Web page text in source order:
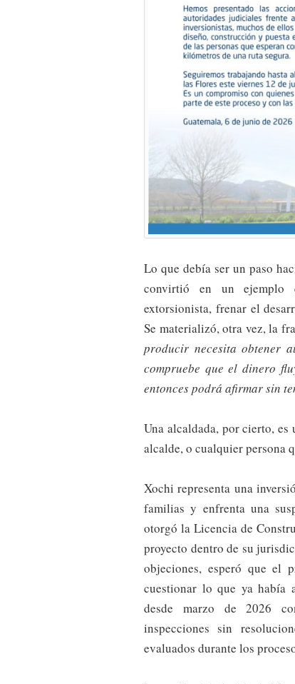
Lo que debía ser un paso
convirtió en un ejemplo
extorsionista, frenar el
Se materializó, otra vez, la
producir necesita obtener
compruebe que el dinero
entonces podrá afirmar sin
Una alcaldada, por cierto,
alcalde, o cualquier persona
Xochi representa una
familias y enfrenta una
otorgó la Licencia de
proyecto dentro de su
objeciones, esperó que el
cuestionar lo que ya había
desde marzo de 2026
inspecciones sin
evaluados durante los